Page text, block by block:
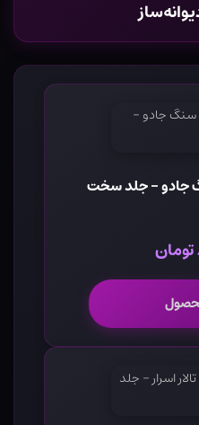
جادو - جلد سخت